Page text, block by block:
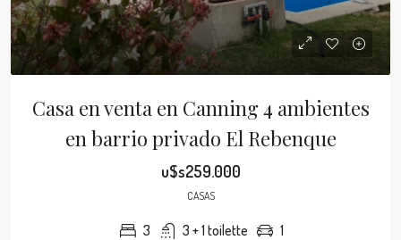
Casa en venta en Canning 4 ambientes
en barrio privado El Rebenque
u$s259.000
CASAS
3 3 + 1 toilette 1